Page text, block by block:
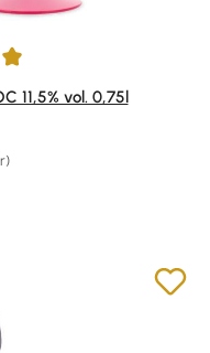
von 5 Sternen
11,5% vol. 0,75l
Preis: